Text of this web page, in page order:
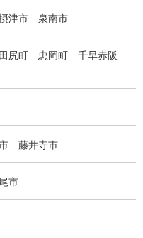
津市 泉南市
田尻町 忠岡町
千早赤阪
藤井寺市
市